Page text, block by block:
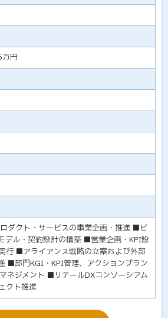
円
ダクト・サービスの事業企画・推進 ■ビ
デル・契約設計の構築 ■営業企画・KPI設
行 ■アライアンス戦略の立案および外部
■部門KGI・KPI管理、アクションプラン
ネジメント ■リテールDXコンソーシアム
クト推進